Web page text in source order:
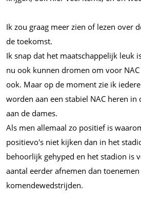
Ik zou graag meer zien of lezen over
de toekomst.
Ik snap dat het maatschappelijk leuk
nu ook kunnen dromen om voor
ook. Maar op de moment zie ik
worden aan een stabiel NAC heren in
aan de dames.
Als men allemaal zo positief is
positievo's niet kijken dan in het
behoorlijk gehyped en het stadion is
aantal eerder afnemen dan toenemen
komendewedstrijden.